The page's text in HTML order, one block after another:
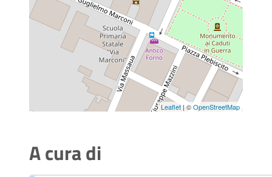
Leaflet | ©OpenStreetMap
A cura di